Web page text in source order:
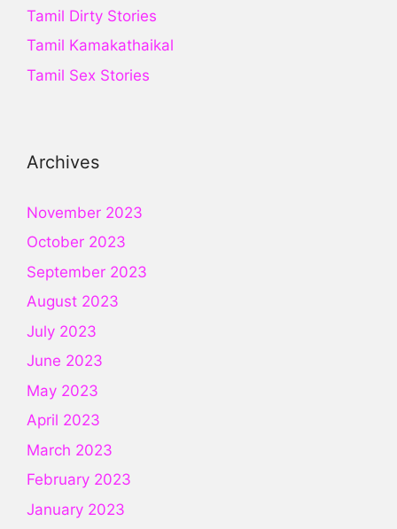
Tamil Dirty Stories
Tamil Kamakathaikal
Tamil Sex Stories
Archives
November 2023
October 2023
September 2023
August 2023
July 2023
June 2023
May 2023
April 2023
March 2023
February 2023
January 2023